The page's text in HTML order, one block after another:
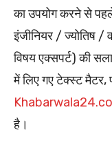
का उपयोग करने से
इंजीनियर / ज्योतिष
विषय एक्सपर्ट) की
में लिए गए टेक्स्ट मैटर,
है।